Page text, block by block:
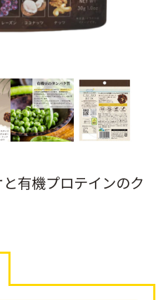
有機プロテインのク